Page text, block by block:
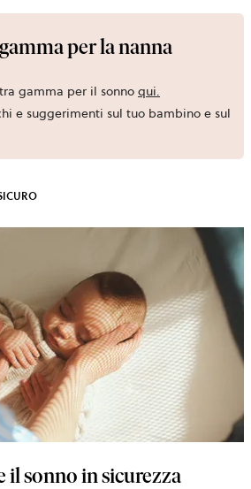
per la nanna
gamma per il sonno qui.
e suggerimenti sul tuo bambino e sul
il sonno in sicurezza